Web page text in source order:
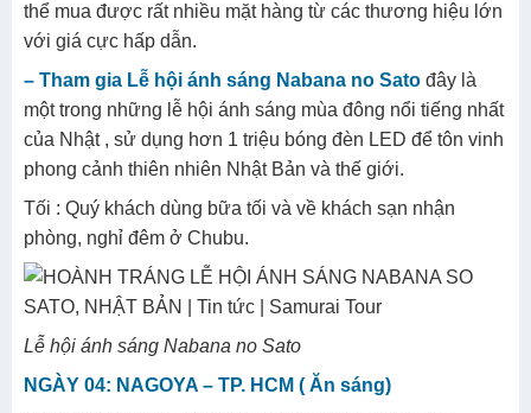
thể mua được rất nhiều mặt hàng từ các thương hiệu lớn
với giá cực hấp dẫn.
– Tham gia Lễ hội ánh sáng Nabana no Sato đây là
một trong những lễ hội ánh sáng mùa đông nổi tiếng nhất
của Nhật , sử dụng hơn 1 triệu bóng đèn LED để tôn vinh
phong cảnh thiên nhiên Nhật Bản và thế giới.
Tối : Quý khách dùng bữa tối và về khách sạn nhận
phòng, nghỉ đêm ở Chubu.
Lễ hội ánh sáng Nabana no Sato
NGÀY 04: NAGOYA – TP. HCM ( Ăn sáng)